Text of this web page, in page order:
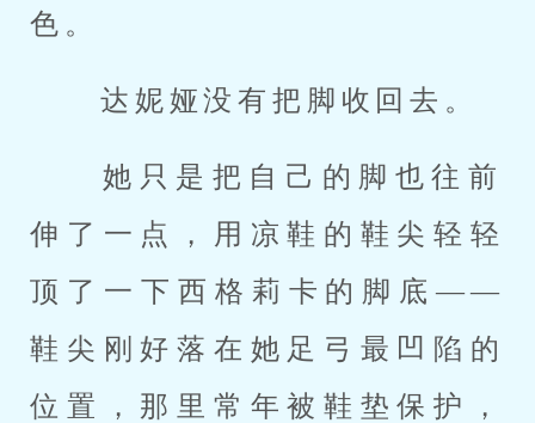
色。
达妮娅没有把脚收回去。
伸了一点，用凉鞋的鞋尖轻轻
顶了一下西格莉卡的脚底——
鞋尖刚好落在她足弓最凹陷的
位置，那里常年被鞋垫保护，